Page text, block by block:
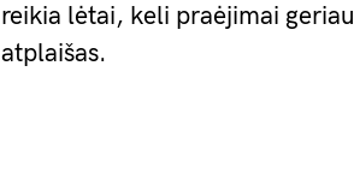
reikia lėtai, keli praėjimai
atplaišas.